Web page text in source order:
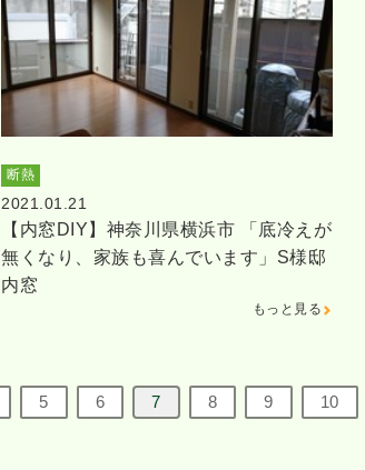
断熱
2021.01.21
【内窓DIY】神奈川県横浜市 「底冷えが
無くなり、家族も喜んでいます」S様邸
内窓
もっと見る
5 6 7 8 9 10